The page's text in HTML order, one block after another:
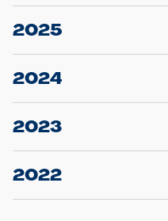
2025
23.12.2025
Projekt S5: Start der
2024
10.12.2024
Großprojekt S5:
2023
20.12.2023
Schleswig-Holstein
2022
22.12.2022